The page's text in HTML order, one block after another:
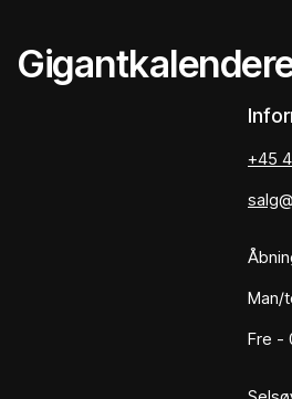
+45
Man/
Fre -